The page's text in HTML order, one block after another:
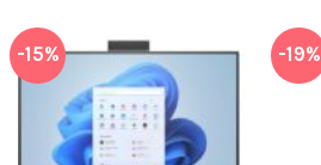
-15% -19%